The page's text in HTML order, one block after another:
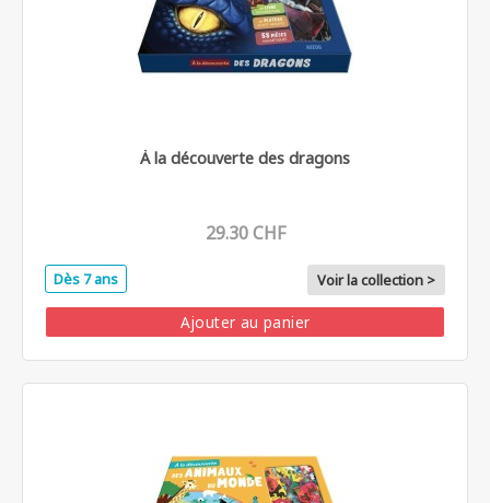
À la découverte des dragons
29.30 CHF
Dès 7 ans Voir la collection >
Ajouter au panier